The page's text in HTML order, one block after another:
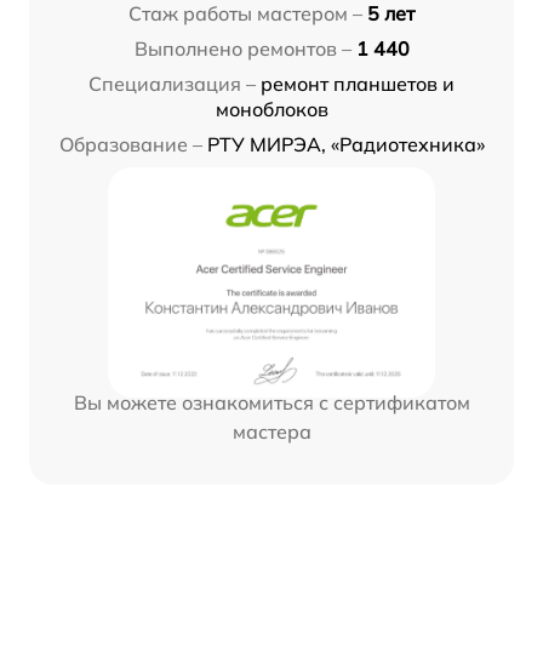
Стаж работы мастером – 5 лет
Выполнено ремонтов – 1 440
Специализация – ремонт планшетов и
моноблоков
Образование – РТУ МИРЭА, «Радиотехника»
Вы можете ознакомиться с сертификатом
мастера